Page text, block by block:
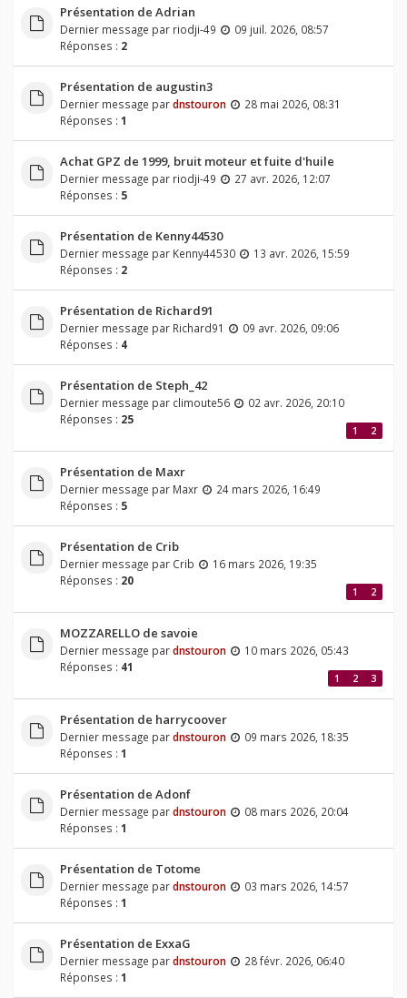
Présentation de Adrian
Dernier message par riodji-49
09 juil. 2026, 08:57
Réponses : 2
Présentation de augustin3
Dernier message pardnstouron
28 mai 2026, 08:31
Réponses : 1
Achat GPZ de 1999, bruit moteur et fuite d'huile
Dernier message par riodji-49
27 avr. 2026, 12:07
Réponses : 5
Présentation de Kenny44530
Dernier message par Kenny44530
13 avr. 2026, 15:59
Réponses : 2
Présentation de Richard91
Dernier message par Richard91
09 avr. 2026, 09:06
Réponses : 4
Présentation de Steph_42
Dernier message par climoute56
02 avr. 2026, 20:10
Réponses : 25
1 2
Présentation de Maxr
Dernier message par Maxr
24 mars 2026, 16:49
Réponses : 5
Présentation de Crib
Dernier message par Crib
16 mars 2026, 19:35
Réponses : 20
1 2
MOZZARELLO de savoie
Dernier message pardnstouron
10 mars 2026, 05:43
Réponses : 41
1 2 3
Présentation de harrycoover
Dernier message pardnstouron
09 mars 2026, 18:35
Réponses : 1
Présentation de Adonf
Dernier message pardnstouron
08 mars 2026, 20:04
Réponses : 1
Présentation de Totome
Dernier message pardnstouron
03 mars 2026, 14:57
Réponses : 1
Présentation de ExxaG
Dernier message pardnstouron
28 févr. 2026, 06:40
Réponses : 1